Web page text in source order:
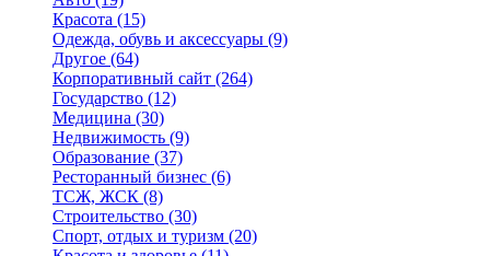
Красота (15)
Одежда, обувь и аксессуары (9)
Другое (64)
Корпоративный сайт (264)
Государство (12)
Медицина (30)
Недвижимость (9)
Образование (37)
Ресторанный бизнес (6)
ТСЖ, ЖСК (8)
Строительство (30)
Спорт, отдых и туризм (20)